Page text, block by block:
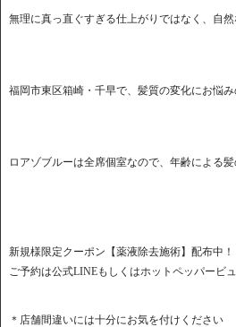
新規様限定クーポン【薬液除去施術】配布中！
ご予約は公式LINEもしくはホットペッパービ
＊店舗間違いには十分にお気を付けください